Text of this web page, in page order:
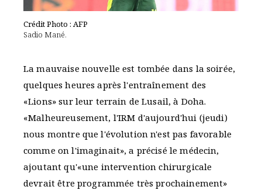
Crédit Photo : AFP
Sadio Mané.
La mauvaise nouvelle est tombée dans la soirée,
quelques heures après l'entraînement des
«Lions» sur leur terrain de Lusail, à Doha.
«Malheureusement, l'IRM d'aujourd'hui (jeudi)
nous montre que l'évolution n'est pas favorable
comme on l'imaginait», a précisé le médecin,
ajoutant qu'«une intervention chirurgicale
devrait être programmée très prochainement»